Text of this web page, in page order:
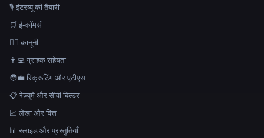
🎙️ इंटरव्यू की तैयारी
🛒 ई-कॉमर्स
👩‍⚖️ कानूनी
👨‍💻 ग्राहक सहेयता
🧑‍💼 रिक्रूटिंग और एटीएस
📋 रेज़्यूमे और सीवी बिल्डर
📈 लेखा और वित्त
📊 स्लाइड और प्रस्तुतियाँ